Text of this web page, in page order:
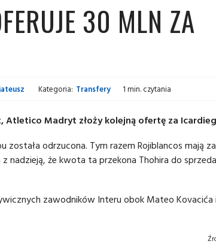
30 MLN ZA
Kategoria: Transfery 1 min. czytania
Atletico Madryt złoży kolejną ofertę za
została odrzucona. Tym razem Rojiblancos mają
nadzieją, że kwota ta przekona Thohira do
zawodników Interu obok Mateo Kovacića